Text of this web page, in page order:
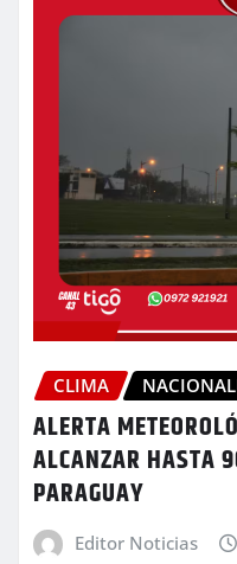
CLIMA
ALERTA
ALCANZAR HASTA
PARAGUAY
Editor Noticias